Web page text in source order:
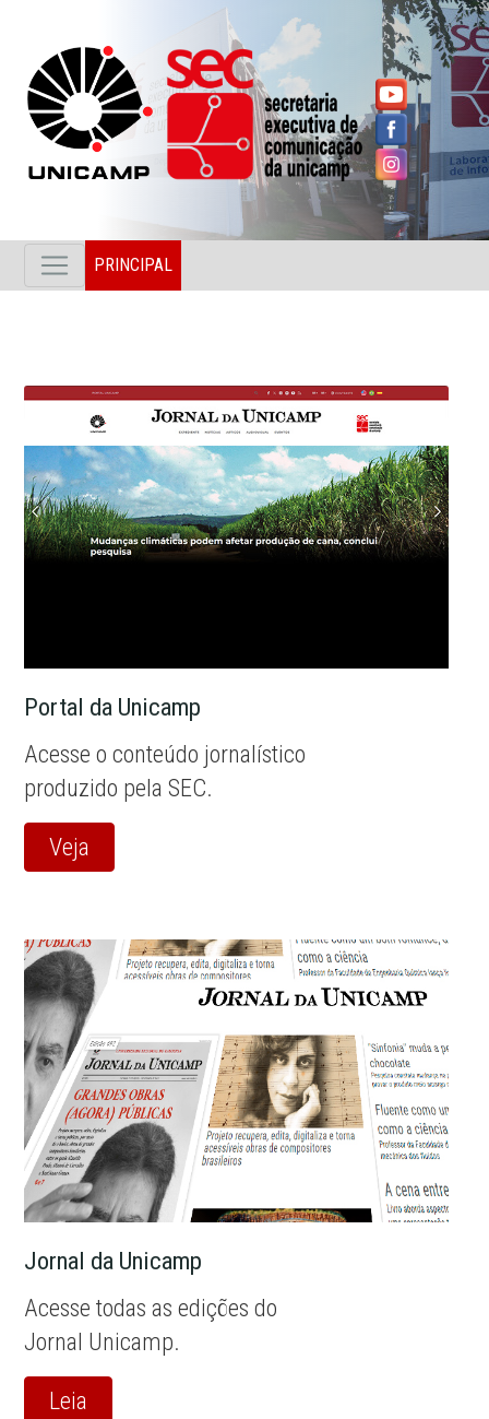
PRINCIPAL
Portal da Unicamp
Acesse o conteúdo jornalístico
produzido pela SEC.
Veja
Jornal da Unicamp
Acesse todas as edições do
Jornal Unicamp.
Leia